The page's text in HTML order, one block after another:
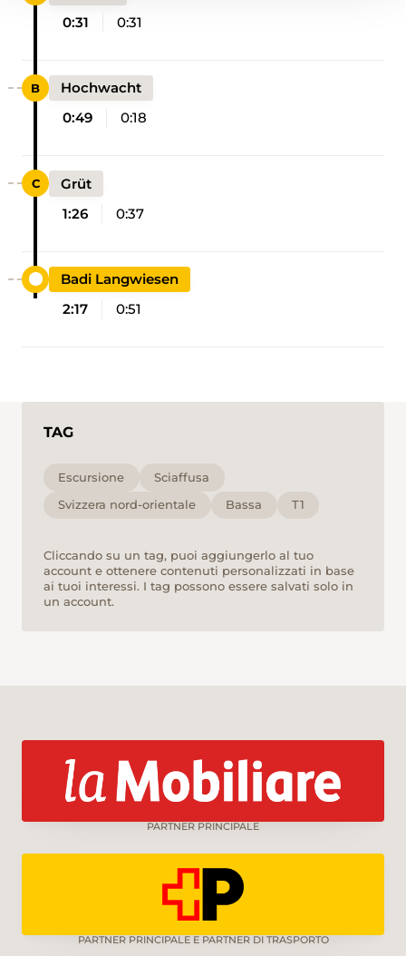
0:31
0:31
Hochwacht
0:49
0:18
Grüt
1:26
0:37
Badi Langwiesen
2:17
0:51
TAG
Escursione
Sciaffusa
Svizzera nord-orientale
Bassa T1
Cliccando su un tag, puoi aggiungerlo al tuo
account e ottenere contenuti personalizzati in base
ai tuoi interessi. I tag possono essere salvati solo in
un account.
PARTNER PRINCIPALE
PARTNER PRINCIPALE E PARTNER DI TRASPORTO